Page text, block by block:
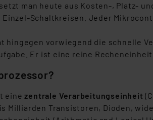
man heute aus Kosten-, Platz-
Einzel-Schaltkreisen. Jeder
hingegen vorwiegend die schnelle
Er ist eine reine
einezentrale Verarbeitungseinheit
Milliarden Transistoren, Dioden,